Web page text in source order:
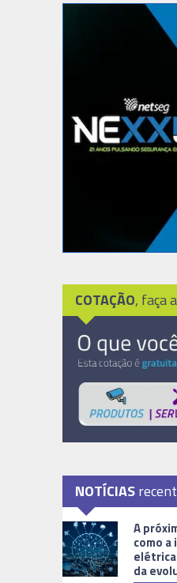
COTAÇÃO, faça
NOTÍCIAS
A
como
da